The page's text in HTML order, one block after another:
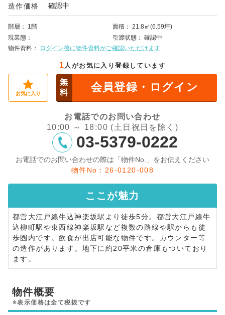
造作価格 確認中
階層 1階 面積
21.8㎡(6.59坪)
現業態
引渡状態
確認中
物件資料
ログイン後に物件資料がご確認いただけます
1 人がお気に入り登録しています
お気に入り
無
料
会員登録・ログイン
お電話でのお問い合わせ
10:00 ～ 18:00 (土日祝日を除く)
03-5379-0222
お電話でのお問い合わせの際は「物件No.」をお伝えください
物件No：26-0120-008
ここが魅力
都営大江戸線牛込神楽坂駅より徒歩5分。都営大江戸線牛
込柳町駅や東西線神楽坂駅など複数の路線や駅からも徒
歩圏内です。飲食が出店可能な物件です。カウンター等
の造作があります。地下に約20平米の倉庫もついており
ます。
物件概要
※表示価格は全て税抜です